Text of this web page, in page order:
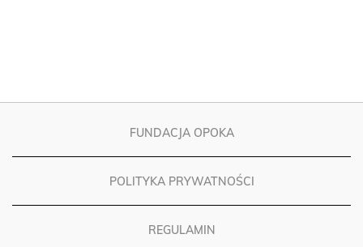
FUNDACJA OPOKA
POLITYKA PRYWATNOŚCI
REGULAMIN